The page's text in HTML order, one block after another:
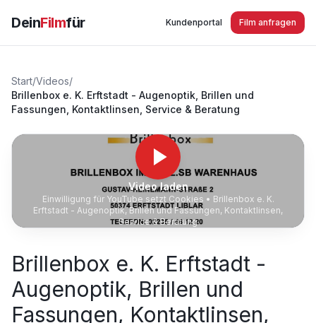
DeinFilmfür Kundenportal Film anfragen
Start/Videos/
Brillenbox e. K. Erftstadt - Augenoptik, Brillen und
Fassungen, Kontaktlinsen, Service & Beratung
Video laden
Einwilligung für YouTube setzt Cookies • Brillenbox e. K.
Erftstadt - Augenoptik, Brillen und Fassungen, Kontaktlinsen,
Service & Beratung
Brillenbox e. K. Erftstadt -
Augenoptik, Brillen und
Fassungen, Kontaktlinsen,